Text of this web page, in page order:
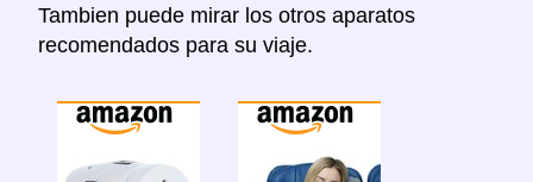
Tambien puede mirar los otros aparatos
recomendados para su viaje.